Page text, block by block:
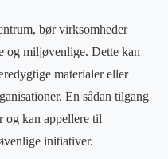
bør virksomheder
og miljøvenlige. Dette kan
materialer eller
En sådan tilgang
og kan appellere til
initiativer.